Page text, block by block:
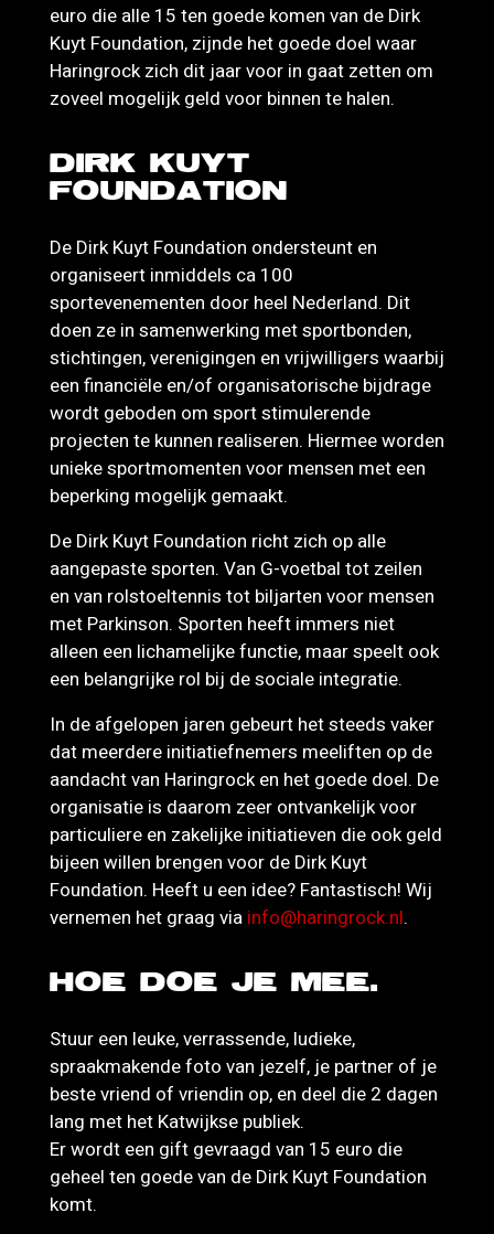
euro die alle 15 ten goede komen van de Dirk
Kuyt Foundation, zijnde het goede doel waar
Haringrock zich dit jaar voor in gaat zetten om
zoveel mogelijk geld voor binnen te halen.
DIRK KUYT
FOUNDATION
De Dirk Kuyt Foundation ondersteunt en
organiseert inmiddels ca 100
sportevenementen door heel Nederland. Dit
doen ze in samenwerking met sportbonden,
stichtingen, verenigingen en vrijwilligers waarbij
een financiële en/of organisatorische bijdrage
wordt geboden om sport stimulerende
projecten te kunnen realiseren. Hiermee worden
unieke sportmomenten voor mensen met een
beperking mogelijk gemaakt.
De Dirk Kuyt Foundation richt zich op alle
aangepaste sporten. Van G-voetbal tot zeilen
en van rolstoeltennis tot biljarten voor mensen
met Parkinson. Sporten heeft immers niet
alleen een lichamelijke functie, maar speelt ook
een belangrijke rol bij de sociale integratie.
In de afgelopen jaren gebeurt het steeds vaker
dat meerdere initiatiefnemers meeliften op de
aandacht van Haringrock en het goede doel. De
organisatie is daarom zeer ontvankelijk voor
particuliere en zakelijke initiatieven die ook geld
bijeen willen brengen voor de Dirk Kuyt
Foundation. Heeft u een idee? Fantastisch! Wij
vernemen het graag via info@haringrock.nl.
HOE DOE JE MEE.
Stuur een leuke, verrassende, ludieke,
spraakmakende foto van jezelf, je partner of je
beste vriend of vriendin op, en deel die 2 dagen
lang met het Katwijkse publiek.
Er wordt een gift gevraagd van 15 euro die
geheel ten goede van de Dirk Kuyt Foundation
komt.